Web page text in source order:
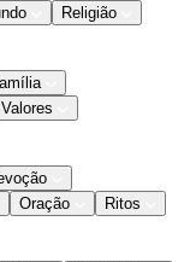
Religião
Valores
Oração
Ritos